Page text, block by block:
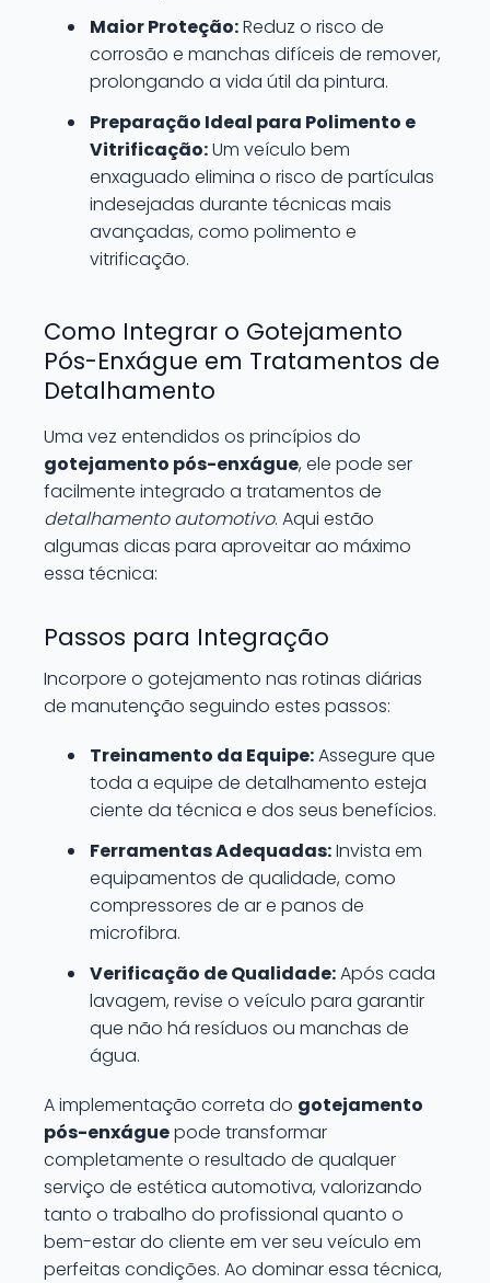
Maior Proteção:Reduz o risco de
corrosão e manchas difíceis de remover,
prolongando a vida útil da pintura.
Preparação Ideal para Polimento e
Vitrificação:Um veículo bem
enxaguado elimina o risco de partículas
indesejadas durante técnicas mais
avançadas, como polimento e
vitrificação.
Como Integrar o Gotejamento
Pós-Enxágue em Tratamentos de
Detalhamento
Uma vez entendidos os princípios do
gotejamento pós-enxágue, ele pode ser
facilmente integrado a tratamentos de
detalhamento automotivo. Aqui estão
algumas dicas para aproveitar ao máximo
essa técnica:
Passos para Integração
Incorpore o gotejamento nas rotinas diárias
de manutenção seguindo estes passos:
Treinamento da Equipe:Assegure que
toda a equipe de detalhamento esteja
ciente da técnica e dos seus benefícios.
Ferramentas Adequadas:Invista em
equipamentos de qualidade, como
compressores de ar e panos de
microfibra.
Verificação de Qualidade:Após cada
lavagem, revise o veículo para garantir
que não há resíduos ou manchas de
água.
A implementação correta do gotejamento
pós-enxáguepode transformar
completamente o resultado de qualquer
serviço de estética automotiva, valorizando
tanto o trabalho do profissional quanto o
bem-estar do cliente em ver seu veículo em
perfeitas condições. Ao dominar essa técnica,